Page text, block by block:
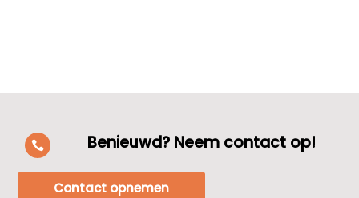
 Benieuwd? Neem contact op!
Contact opnemen